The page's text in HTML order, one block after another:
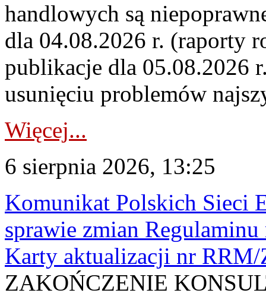
handlowych są
dla 04.08.2026 r. (raporty
publikacje dla 05.08.2026
usunięciu problemów
Więcej...
6 sierpnia 2026, 13:25
Komunikat Polskich Sieci
sprawie zmian
Karty aktualizacji nr
ZAKOŃCZENIE